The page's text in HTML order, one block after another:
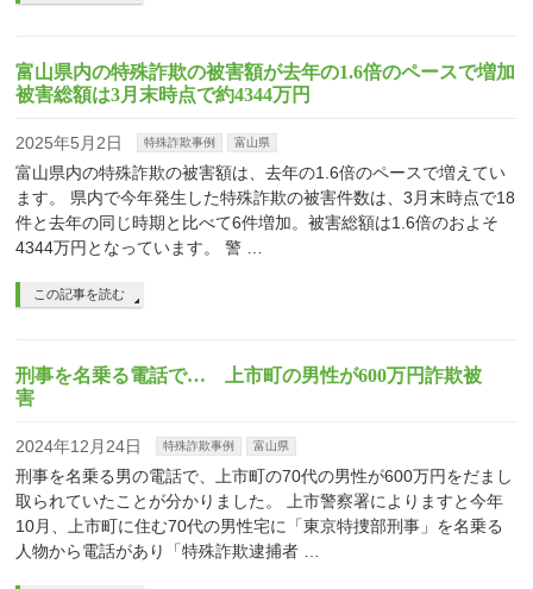
富山県内の特殊詐欺の被害額が去年の1.6倍のペースで増加
被害総額は3月末時点で約4344万円
2025年5月2日 特殊詐欺事例 富山県
富山県内の特殊詐欺の被害額は、去年の1.6倍のペースで増えてい
ます。 県内で今年発生した特殊詐欺の被害件数は、3月末時点で18
件と去年の同じ時期と比べて6件増加。被害総額は1.6倍のおよそ
4344万円となっています。 警 …
この記事を読む
刑事を名乗る電話で… 上市町の男性が600万円詐欺被
害
2024年12月24日 特殊詐欺事例 富山県
刑事を名乗る男の電話で、上市町の70代の男性が600万円をだまし
取られていたことが分かりました。 上市警察署によりますと今年
10月、上市町に住む70代の男性宅に「東京特捜部刑事」を名乗る
人物から電話があり「特殊詐欺逮捕者 …